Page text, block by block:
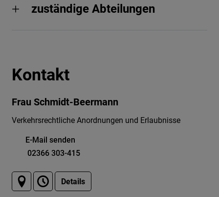
zuständige Abteilungen
Kontakt
Frau Schmidt-Beermann
Verkehrsrechtliche Anordnungen und Erlaubnisse
E-Mail senden
02366 303-415
Details